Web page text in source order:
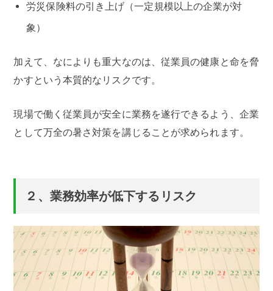
労災保険料の引き上げ（一定規模以上の企業が対
象）
加えて、なによりも重大なのは、従業員の健康と命を脅
かすという本質的なリスクです。
現場で働く従業員が安全に業務を遂行できるよう、企業
として万全の暑さ対策を講じることが求められます。
２、業務効率が低下するリスク